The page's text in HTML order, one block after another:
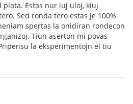
plata. Estas nur iuj uloj, kiuj
Sed ronda tero estas je 100%
spertas la onidiran rondecon
Tiun aserton mi povas
la eksperimentojn el tiu